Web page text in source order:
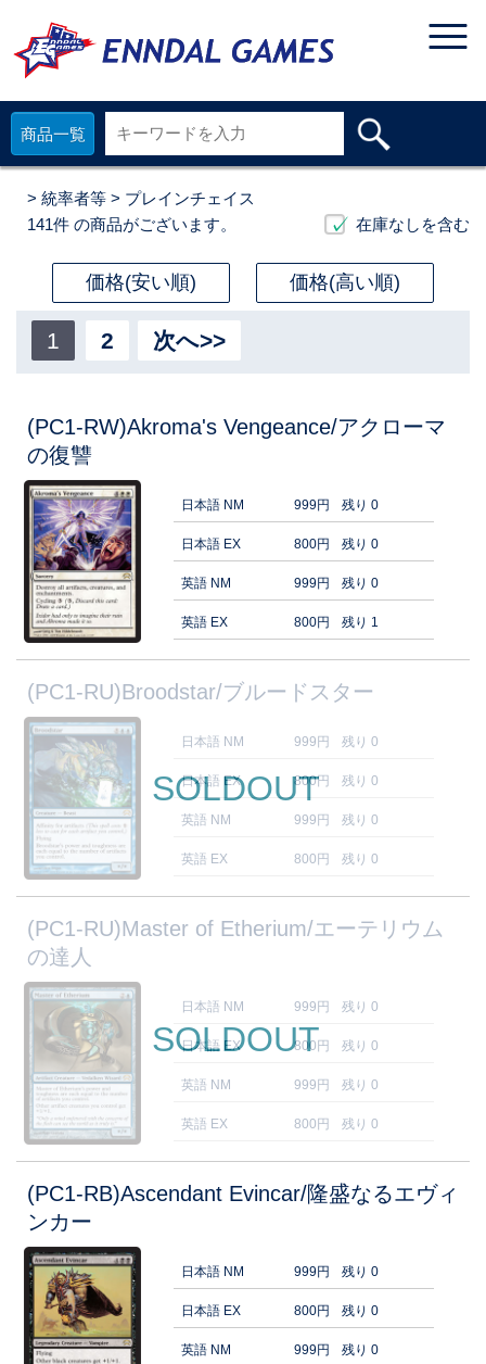
商品一覧
> 統率者等 > プレインチェイス
141件 の商品がございます。 在庫なしを含む
価格(安い順) 価格(高い順)
1 2 次へ>>
(PC1-RW)Akroma's Vengeance/アクローマ
の復讐
日本語 NM 999円 残り 0
日本語 EX 800円 残り 0
英語 NM 999円 残り 0
英語 EX 800円 残り 1
(PC1-RU)Broodstar/ブルードスター
日本語 NM 999円 残り 0
日本語 EX 800円 残り 0
英語 NM 999円 残り 0
英語 EX 800円 残り 0
SOLDOUT
(PC1-RU)Master of Etherium/エーテリウム
の達人
日本語 NM 999円 残り 0
日本語 EX 800円 残り 0
英語 NM 999円 残り 0
英語 EX 800円 残り 0
SOLDOUT
(PC1-RB)Ascendant Evincar/隆盛なるエヴィ
ンカー
日本語 NM 999円 残り 0
日本語 EX 800円 残り 0
英語 NM 999円 残り 0